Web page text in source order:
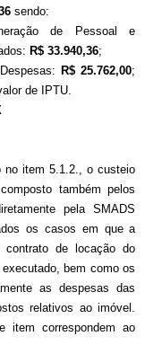
sendo:
de Pessoal e
R$ 33.940,36;
R$ 25.762,00;
de IPTU.
no item 5.1.2., o custeio
também pelos
pela SMADS
os casos em que a
contrato de locação do
bem como os
as despesas das
relativos ao imóvel.
item correspondem ao